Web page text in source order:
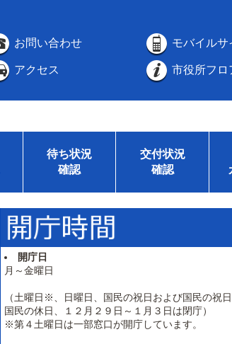
お問い合わせ モバイルサ
アクセス 市役所フロ
待ち状況
確認
交付状況
確認
開庁日
月～金曜日
（土曜日※、日曜日、国民の祝日および国民の祝日
国民の休日、１２月２９日～１月３日は閉庁）
※第４土曜日は一部窓口が開庁しています。